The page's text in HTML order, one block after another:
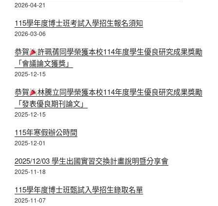
2026-04-21
115學年度博士班考試入學招生報名須知
2026-03-06
恭賀
許珮蒨同學榮獲本校114年度學生優良研究成果獎勵
「會議論文獲獎」
2025-12-15
恭賀
林騰立同學榮獲本校114年度學生優良研究成果獎勵
「發表優良期刊論文」
2025-12-15
115年寒假辦公時間
2025-12-01
​2025/12/03 學生出國實習交換計畫說明暨分享會
2025-11-18
115學年度博士班甄試入學招生錄取名單
2025-11-07